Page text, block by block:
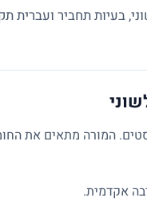
תחביר ועברית
המורה מתאים את
אקדמית.